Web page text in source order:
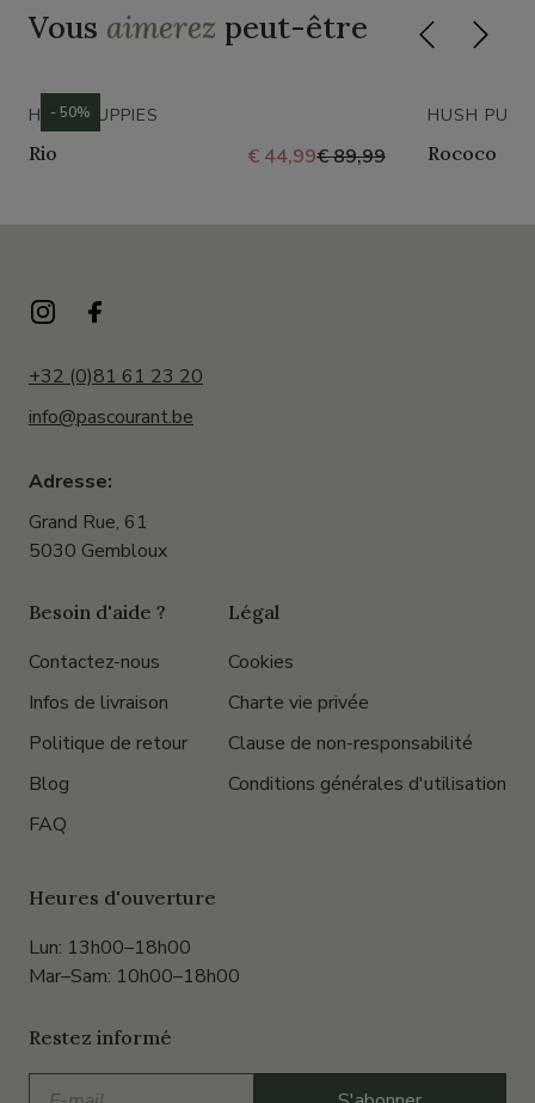
Vous aimerez peut-être
HUSH PUPPIES
Rio € 44,99€ 89,99
- 50% HUSH
Rococo
+32 (0)81 61 23 20
info@pascourant.be
Adresse:
Grand Rue, 61
5030 Gembloux
Besoin d'aide ?
Contactez-nous
Infos de livraison
Politique de retour
Blog
FAQ
Légal
Cookies
Charte vie privée
Clause de non-responsabilité
Conditions générales d'utilisation
Heures d'ouverture
Lun: 13h00–18h00
Mar–Sam: 10h00–18h00
Restez informé